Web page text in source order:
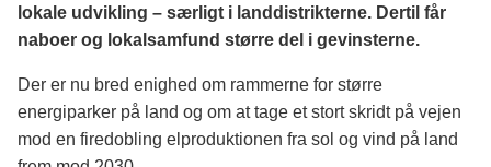
lokale udvikling – særligt i landdistrikterne. Dertil får
naboer og lokalsamfund større del i gevinsterne.
Der er nu bred enighed om rammerne for større
energiparker på land og om at tage et stort skridt på vejen
mod en firedobling elproduktionen fra sol og vind på land